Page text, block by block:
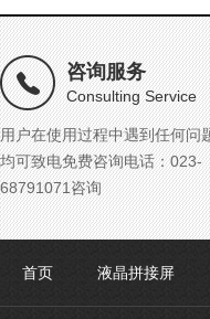
咨询服务
Consulting Service
用户在使用过程中遇到任何问
均可致电免费咨询电话：023-
68791071咨询
首页 液晶拼接屏